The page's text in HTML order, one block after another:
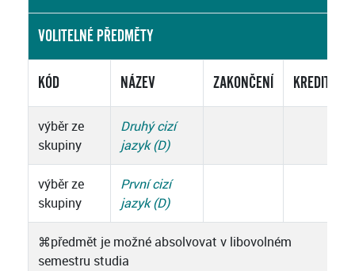
VOLITELNÉ PŘEDMĚTY
KÓD NÁZEV ZAKONČENÍ KREDITY
výběr ze
skupiny
Druhý cizí
jazyk (D)
výběr ze
skupiny
První cizí
jazyk (D)
⌘předmět je možné absolvovat v libovolném
semestru studia